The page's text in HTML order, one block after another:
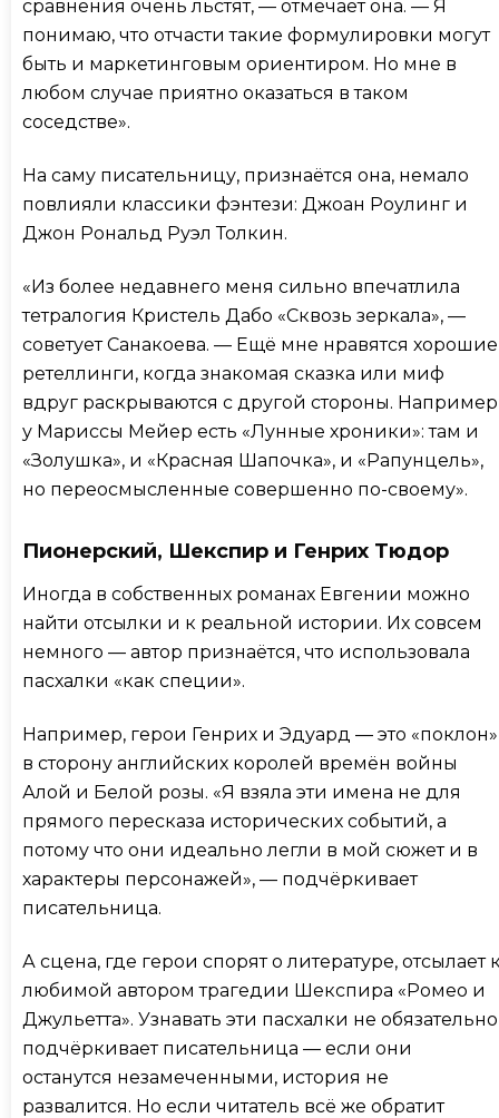
сравнения очень льстят, — отмечает она. — Я
понимаю, что отчасти такие формулировки могут
быть и маркетинговым ориентиром. Но мне в
любом случае приятно оказаться в таком
соседстве».
На саму писательницу, признаётся она, немало
повлияли классики фэнтези: Джоан Роулинг и
Джон Рональд Руэл Толкин.
«Из более недавнего меня сильно впечатлила
тетралогия Кристель Дабо «Сквозь зеркала», —
советует Санакоева. — Ещё мне нравятся хорошие
ретеллинги, когда знакомая сказка или миф
вдруг раскрываются с другой стороны.
у Мариссы Мейер есть «Лунные хроники»: там и
«Золушка», и «Красная Шапочка», и «Рапунцель»,
но переосмысленные совершенно по-своему».
Пионерский, Шекспир и Генрих Тюдор
Иногда в собственных романах Евгении можно
найти отсылки и к реальной истории. Их совсем
немного — автор признаётся, что использовала
пасхалки «как специи».
Например, герои Генрих и Эдуард — это «поклон»
в сторону английских королей времён войны
Алой и Белой розы. «Я взяла эти имена не для
прямого пересказа исторических событий, а
потому что они идеально легли в мой сюжет и в
характеры персонажей», — подчёркивает
писательница.
А сцена, где герои спорят о литературе, отсылает
любимой автором трагедии Шекспира «Ромео и
Джульетта». Узнавать эти пасхалки не
подчёркивает писательница — если они
останутся незамеченными, история не
развалится. Но если читатель всё же обратит